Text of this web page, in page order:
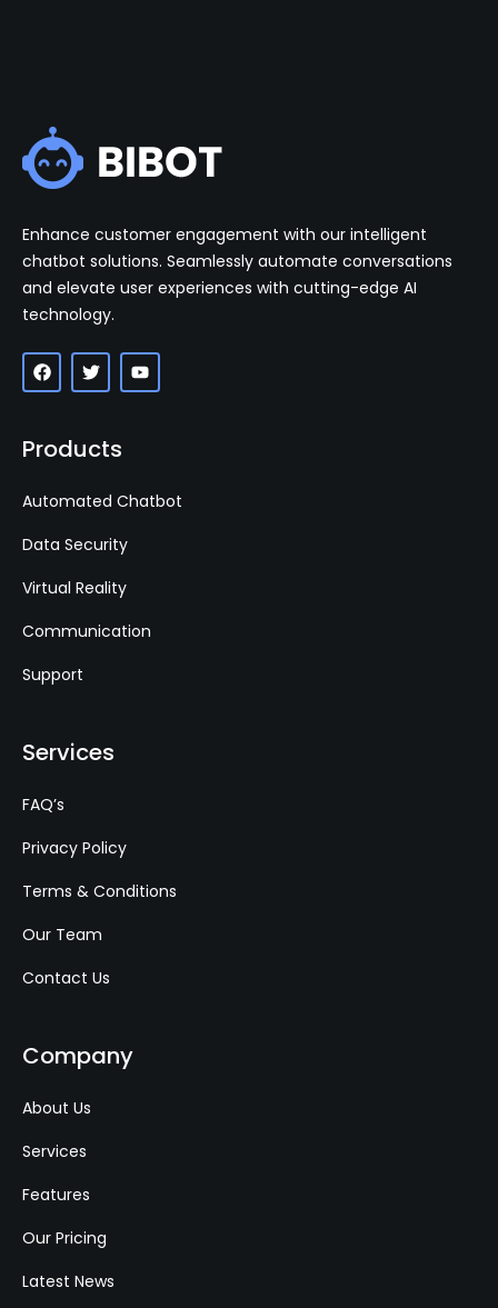
Enhance customer engagement with our intelligent
chatbot solutions. Seamlessly automate conversations
and elevate user experiences with cutting-edge AI
technology.
Products
Automated Chatbot
Data Security
Virtual Reality
Communication
Support
Services
FAQ’s
Privacy Policy
Terms & Conditions
Our Team
Contact Us
Company
About Us
Services
Features
Our Pricing
Latest News